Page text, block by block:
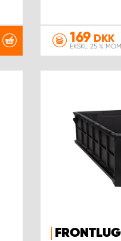
169 DKK
EKSKL. 25 %